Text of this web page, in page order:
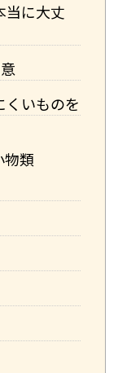
当に大丈
くいものを
物類